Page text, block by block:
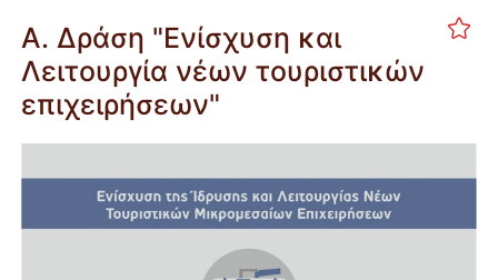
Α. Δράση "Ενίσχυση και
Λειτουργία νέων τουριστικών
επιχειρήσεων"